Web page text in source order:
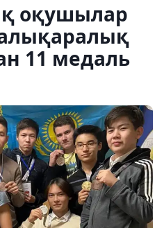
оқушылар
11 медаль